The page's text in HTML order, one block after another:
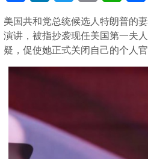
美国共和党总统候选人特朗普的
演讲，被指抄袭现任美国第一夫
疑，促使她正式关闭自己的个人官